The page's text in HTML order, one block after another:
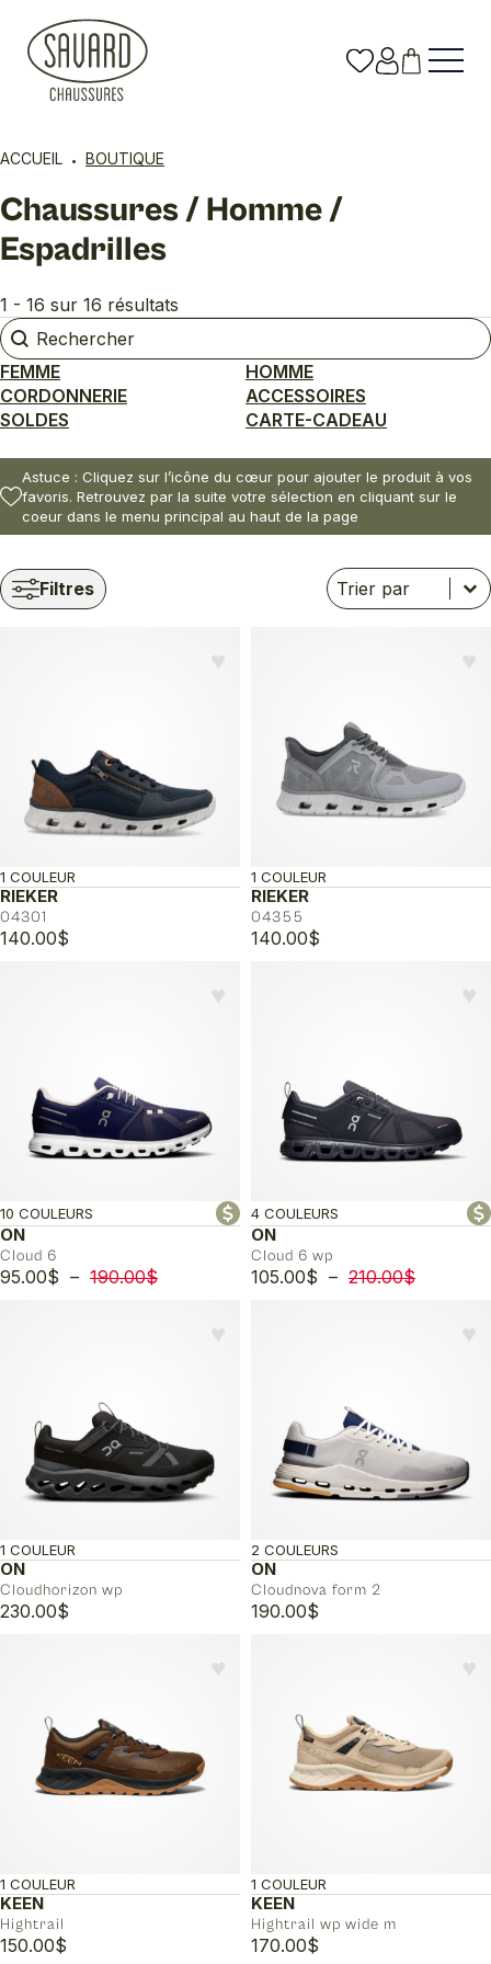
ACCUEIL BOUTIQUE
Chaussures / Homme /
Espadrilles
1 - 16 sur 16 résultats
Rechercher
Rechercher
FEMME
HOMME
CORDONNERIE
ACCESSOIRES
SOLDES
CARTE-CADEAU
Astuce : Cliquez sur l’icône du cœur pour ajouter le produit à vos
favoris. Retrouvez par la suite votre sélection en cliquant sur le
coeur dans le menu principal au haut de la page
Filtres Trier
Trier le contenu
Trier le contenu
♥︎
RIEKER
04301
1 COULEUR
140.00$
♥︎
RIEKER
04355
1 COULEUR
140.00$
♥︎
ON
Cloud 6
10 COULEURS
95.00$ – 190.00$Plage
♥︎
ON
Cloud 6 wp
4 COULEURS
105.00$ – 210.00$Plage
♥︎
ON
Cloudhorizon wp
1 COULEUR
230.00$
♥︎
ON
Cloudnova form 2
2 COULEURS
190.00$
♥︎
KEEN
Hightrail
1 COULEUR
150.00$
♥︎
KEEN
Hightrail wp wide m
1 COULEUR
170.00$